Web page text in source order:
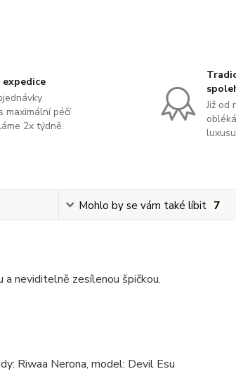
expedice
maximální péčí
2x týdně.
Již od
Mohlo by se vám také líbit 7
a neviditelně zesílenou špičkou.
Riwaa Nerona, model: Devil Esu